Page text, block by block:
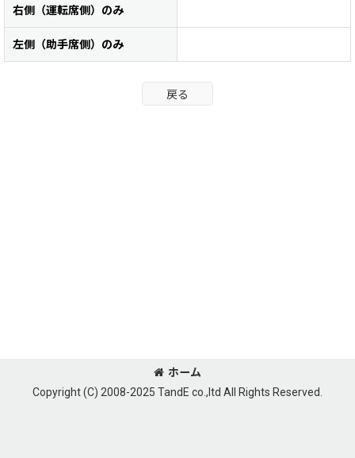
右側（運転席側）のみ
左側（助手席側）のみ
戻る
ホーム
Copyright (C) 2008-2025 TandE co.,ltd All Rights Reserved.